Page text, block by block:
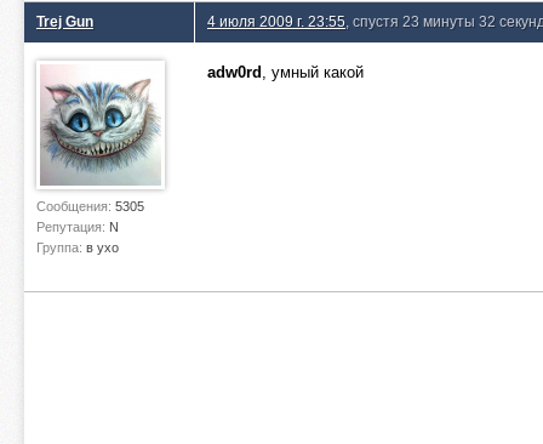
Trej Gun
Сообщения: 5305
Репутация: N
Группа: в ухо
4 июля 2009 г. 23:55 , спустя 23 минуты 32
adw0rd , умный какой